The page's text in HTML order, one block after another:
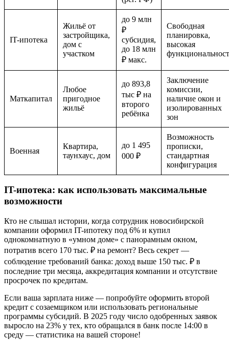
IT-ипотека
Жильё от
застройщика,
дом с
участком
до 9 млн
₽
субсидия,
до 18 млн
₽ макс.
Свободная
планировка,
высокая
Маткапитал
Любое
пригодное
жильё
до 893,8
тыс ₽ на
второго
ребёнка
Заключение
комиссии,
наличие окон и
изолированных
зон
Военная
Квартира,
таунхаус, дом
до 1 495
000 ₽
Возможность
прописки,
стандартная
конфигурация
IT-ипотека: как использовать максимальные
возможности
Кто не слышал истории, когда сотрудник новосибирской
компании оформил IT-ипотеку под 6% и купил
однокомнатную в «умном доме» с панорамным окном,
потратив всего 170 тыс. ₽ на ремонт? Весь секрет —
соблюдение требований банка: доход выше 150 тыс. ₽ в
последние три месяца, аккредитация компании и отсутствие
просрочек по кредитам.
Если ваша зарплата ниже — попробуйте оформить второй
кредит с созаемщиком или использовать региональные
программы субсидий. В 2025 году число одобренных заявок
выросло на 23% у тех, кто обращался в банк после 14:00 в
среду — статистика на вашей стороне!